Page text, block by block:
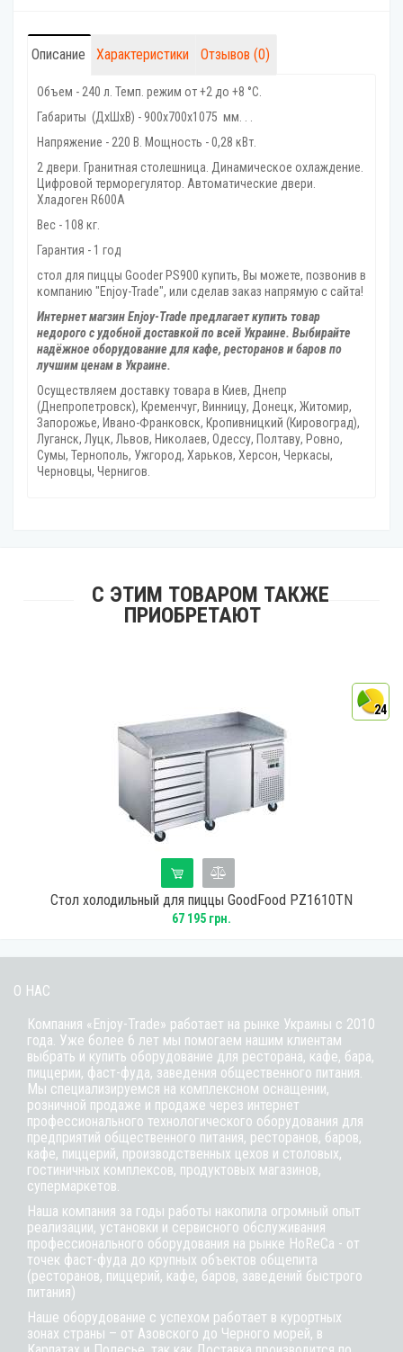
Описание Характеристики Отзывов (0)
Объем - 240 л. Темп. режим от +2 до +8 °C.
Габариты (ДхШхВ) - 900x700x1075 мм. . .
Напряжение - 220 В. Мощность - 0,28 кВт.
2 двери. Гранитная столешница. Динамическое охлаждение.
Цифровой терморегулятор. Автоматические двери.
Хладоген R600А
Вес - 108 кг.
Гарантия - 1 год
стол для пиццы Gooder PS900 купить, Вы можете, позвонив в
компанию "Enjoy-Trade", или сделав заказ напрямую с сайта!
Интернет магзин Enjoy-Trade предлагает купить товар
недорого с удобной доставкой по всей Украине. Выбирайте
надёжное оборудование для кафе, ресторанов и баров по
лучшим ценам в Украине.
Осуществляем доставку товара в Киев, Днепр
(Днепропетровск), Кременчуг, Винницу, Донецк‎, Житомир,
Запорожье, Ивано-Франковск, Кропивницкий‎ (Кировоград),
Луганск, Луцк, Львов, Николаев, Одессу, Полтаву, Ровно,
Сумы, Тернополь, Ужгород‎, Харьков, Херсон‎, Черкасы,
Черновцы, Чернигов.
С ЭТИМ ТОВАРОМ ТАКЖЕ
ПРИОБРЕТАЮТ
24
Стол холодильный для пиццы GoodFood PZ1610TN
67 195 грн.
О НАС
Компания «Enjoy-Trade» работает на рынке Украины с 2010
года. Уже более 6 лет мы помогаем нашим клиентам
выбрать и купить оборудование для ресторана, кафе, бара,
пиццерии, фаст-фуда, заведения общественного питания.
Мы специализируемся на комплексном оснащении,
розничной продаже и продаже через интернет
профессионального технологического оборудования для
предприятий общественного питания, ресторанов, баров,
кафе, пиццерий, производственных цехов и столовых,
гостиничных комплексов, продуктовых магазинов,
супермаркетов.
Наша компания за годы работы накопила огромный опыт
реализации, установки и сервисного обслуживания
профессионального оборудования на рынке HoReCa - от
точек фаст-фуда до крупных объектов общепита
(ресторанов, пиццерий, кафе, баров, заведений быстрого
питания)
Наше оборудование с успехом работает в курортных
зонах страны – от Азовского до Черного морей, в